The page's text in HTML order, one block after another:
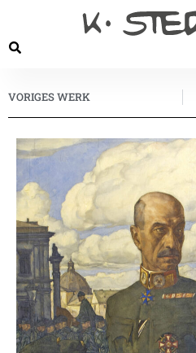
VORIGES WERK